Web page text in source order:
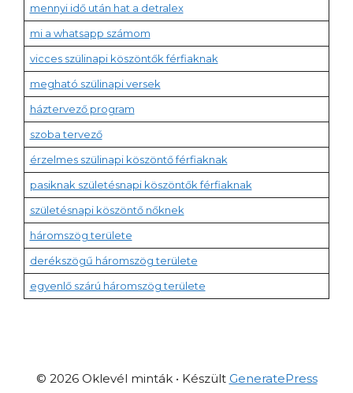
mennyi idő után hat a detralex
mi a whatsapp számom
vicces szülinapi köszöntők férfiaknak
megható szülinapi versek
háztervező program
szoba tervező
érzelmes szülinapi köszöntő férfiaknak
pasiknak születésnapi köszöntők férfiaknak
születésnapi köszöntő nőknek
háromszög területe
derékszögű háromszög területe
egyenlő szárú háromszög területe
© 2026 Oklevél minták• Készült GeneratePress